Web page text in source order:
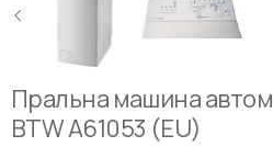
Пральна машина
BTW A61053 (EU)